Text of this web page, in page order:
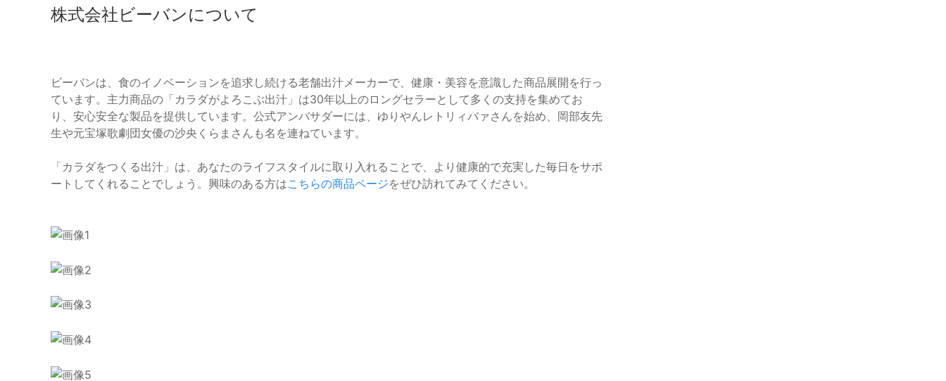
株式会社ビーバンについて
ビーバンは、食のイノベーションを追求し続ける老舗出汁メーカーで、健康・美容を意識した商品展開を行っ
ています。主力商品の「カラダがよろこぶ出汁」は30年以上のロングセラーとして多くの支持を集めてお
り、安心安全な製品を提供しています。公式アンバサダーには、ゆりやんレトリィバァさんを始め、岡部友先
生や元宝塚歌劇団女優の沙央くらまさんも名を連ねています。
「カラダをつくる出汁」は、あなたのライフスタイルに取り入れることで、より健康的で充実した毎日をサポ
ートしてくれることでしょう。興味のある方はこちらの商品ページをぜひ訪れてみてください。